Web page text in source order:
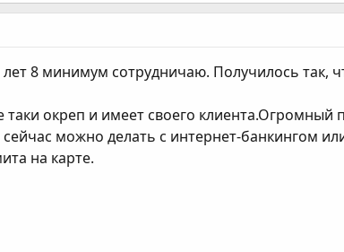
8 минимум сотрудничаю. Получилось так,
таки окреп и имеет своего
можно делать с интернет-банкингом
на карте.